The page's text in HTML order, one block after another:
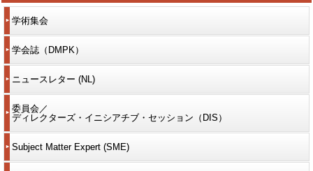
学術集会
学会誌（DMPK）
ニュースレター (NL)
委員会／
ディレクターズ・イニシアチブ・セッション（DIS）
Subject Matter Expert (SME)